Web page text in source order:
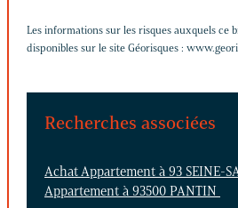
Les informations sur les risques auxquels ce
disponibles sur le site Géorisques :
Recherches associées
Achat Appartement à 93 SEINE-
Appartement à 93500 PANTIN